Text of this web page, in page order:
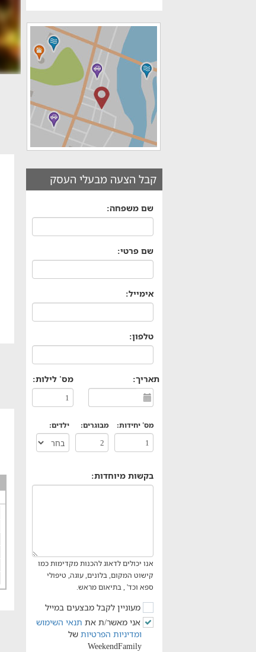
קבל הצעה מבעלי העסק
שם משפחה:
שם פרטי:
אימייל:
טלפון:
תאריך: מס' לילות:
מס' יחידות: מבוגרים: ילדים:
בקשות מיוחדות:
אנו יכולים לדאוג להכנות מקדימות כמו
קישוט המקום, בלונים, עוגה, טיפולי
ספא וכד' , בתיאום מראש.
מעוניין לקבל מבצעים במייל
אני מאשר/ת את תנאי השימוש
ומדיניות הפרטיות של
WeekendFamily